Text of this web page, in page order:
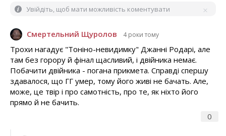
Увійдіть, щоб мати можливість коментувати
Смертельний Щуролов 4 роки тому
0
Трохи нагадує "Тоніно-невидимку" Джанні Родарі, але
там без горору й фінал щасливий, і двійника немає.
Побачити двійника - погана прикмета. Справді спершу
здавалося, що ГГ умер, тому його живі не бачать. Але,
може, це твір і про самотність, про те, як ніхто його
прямо й не бачить.